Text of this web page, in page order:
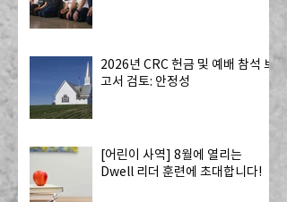
2026년 CRC 헌금 및 예배 참석 보
고서 검토: 안정성
[어린이 사역] 8월에 열리는
Dwell 리더 훈련에 초대합니다!